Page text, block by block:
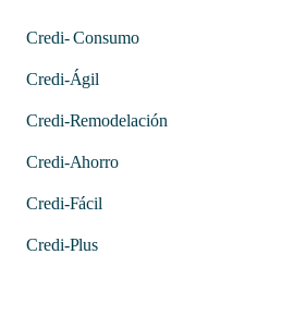
Credi- Consumo
Credi-Ágil
Credi-Remodelación
Credi-Ahorro
Credi-Fácil
Credi-Plus